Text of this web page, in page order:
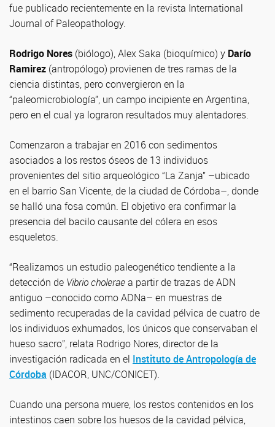
fue publicado recientemente en la revista International
Journal of Paleopathology.
Rodrigo Nores (biólogo), Alex Saka (bioquímico) y Darío
Ramirez (antropólogo) provienen de tres ramas de la
ciencia distintas, pero convergieron en la
“paleomicrobiología”, un campo incipiente en Argentina,
pero en el cual ya lograron resultados muy alentadores.
Comenzaron a trabajar en 2016 con sedimentos
asociados a los restos óseos de 13 individuos
provenientes del sitio arqueológico “La Zanja” –ubicado
en el barrio San Vicente, de la ciudad de Córdoba–, donde
se halló una fosa común. El objetivo era confirmar la
presencia del bacilo causante del cólera en esos
esqueletos.
“Realizamos un estudio paleogenético tendiente a la
detección de Vibrio choleraea partir de trazas de ADN
antiguo –conocido como ADNa– en muestras de
sedimento recuperadas de la cavidad pélvica de cuatro de
los individuos exhumados, los únicos que conservaban el
hueso sacro”, relata Rodrigo Nores, director de la
investigación radicada en el Instituto de Antropología de
Córdoba (IDACOR, UNC/CONICET).
Cuando una persona muere, los restos contenidos en los
intestinos caen sobre los huesos de la cavidad pélvica,